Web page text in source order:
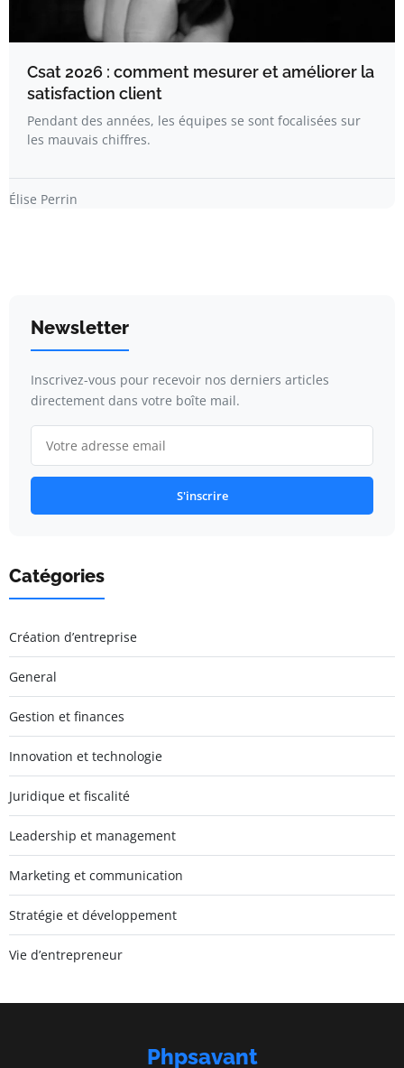
Csat 2026 : comment mesurer et améliorer la
satisfaction client
Pendant des années, les équipes se sont focalisées sur
les mauvais chiffres.
Élise Perrin
Newsletter
Inscrivez-vous pour recevoir nos derniers articles
directement dans votre boîte mail.
S'inscrire
Catégories
Création d’entreprise
General
Gestion et finances
Innovation et technologie
Juridique et fiscalité
Leadership et management
Marketing et communication
Stratégie et développement
Vie d’entrepreneur
Phpsavant